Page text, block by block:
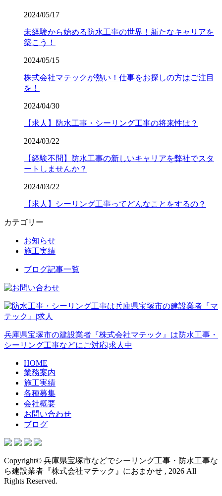
2024/05/17
未経験から始める防水工事の世界！新たなキャリアを
築こう！
2024/05/15
株式会社マテックが熱い！仕事をお探しの方はご注目
を！
2024/04/30
【求人】防水工事・シーリング工事の将来性は？
2024/03/22
【経験不問】防水工事の新しいキャリアを弊社でスタ
ートしませんか？
2024/03/22
【求人】シーリング工事ってどんなことをするの？
カテゴリー
お知らせ
施工実績
ブログ記事一覧
兵庫県宝塚市の建設業者『株式会社マテック』は防水工事・
シーリング工事などにご対応|求人中
HOME
業務案内
施工実績
各種募集
会社概要
お問い合わせ
ブログ
Copyright© 兵庫県宝塚市などでシーリング工事・防水工事な
ら建設業者『株式会社マテック』におまかせ , 2026 All
Rights Reserved.